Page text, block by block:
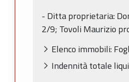
- Ditta proprietaria:
2/9; Tovoli Maurizio
Elenco immobili:
Indennità totale